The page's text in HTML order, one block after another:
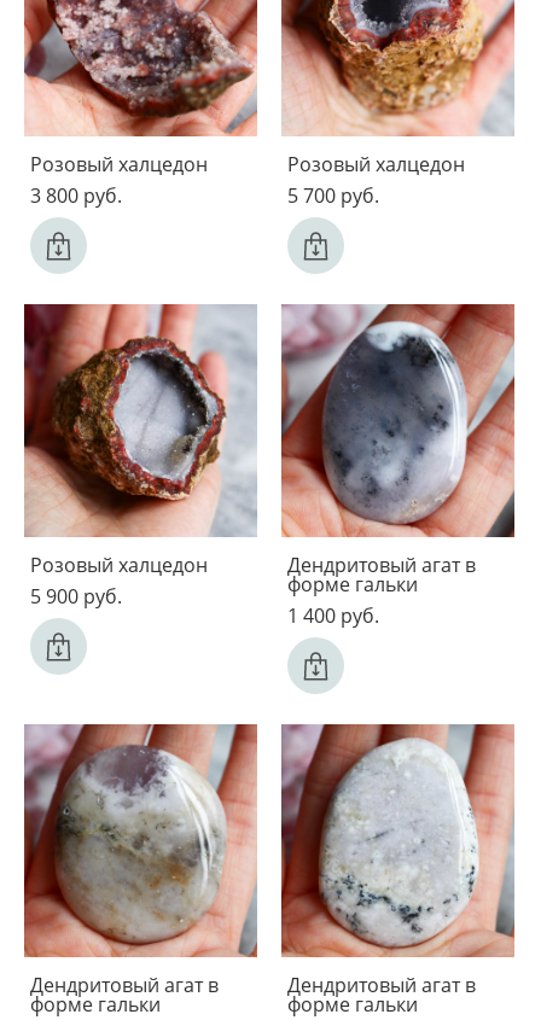
Розовый халцедон
3 800 pуб.
Розовый халцедон
5 700 pуб.
Розовый халцедон
5 900 pуб.
Дендритовый агат в
форме гальки
1 400 pуб.
Дендритовый агат в
форме гальки
Дендритовый агат в
форме гальки